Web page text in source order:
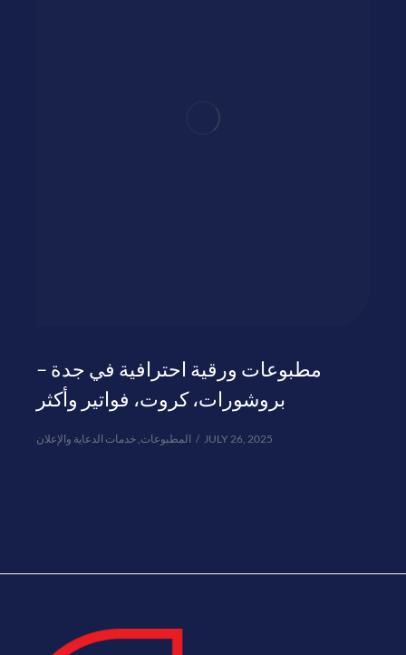
مطبوعات ورقية احترافية في جدة –
بروشورات، كروت، فواتير وأكثر
المطبوعات, خدمات الدعاية والإعلان JULY 26, 2025